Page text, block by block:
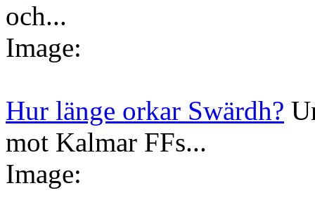
och...
Image:
Hur länge orkar Swärdh?
mot Kalmar FFs...
Image: